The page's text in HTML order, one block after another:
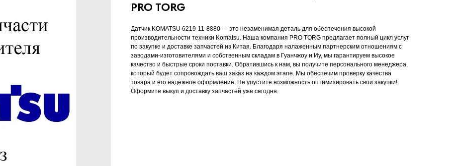
PRO TORG
Датчик KOMATSU 6219-11-8880 — это незаменимая деталь для обеспечения высокой
производительности техники Komatsu. Наша компания PRO TORG предлагает полный цикл услуг
по закупке и доставке запчастей из Китая. Благодаря налаженным партнерским отношениям с
заводами-изготовителями и собственным складам в Гуанчжоу и Иу, мы гарантируем высокое
качество и быстрые сроки поставки. Обратившись к нам, вы получите персонального менеджера,
который будет сопровождать ваш заказ на каждом этапе. Мы обеспечим проверку качества
товара и его надежное оформление. Не упустите возможность оптимизировать свои закупки!
Оформите выкуп и доставку запчастей уже сегодня.